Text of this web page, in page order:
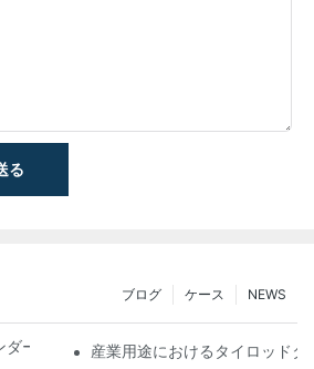
る
NEWS
ケース
ブログ
ダーの機能と重要性を理解する
産業用途におけるタイロッド